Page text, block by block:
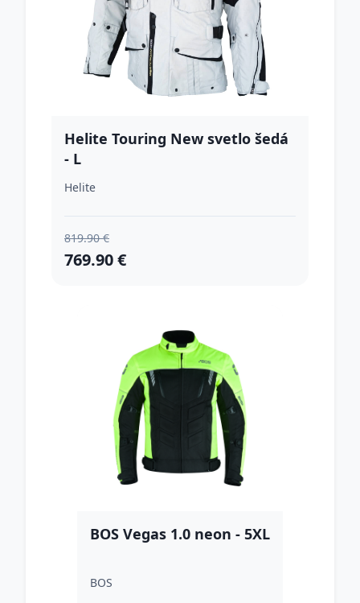
Helite Touring New svetlo šedá
- L
Helite
819.90 €
769.90 €
BOS Vegas 1.0 neon - 5XL
BOS